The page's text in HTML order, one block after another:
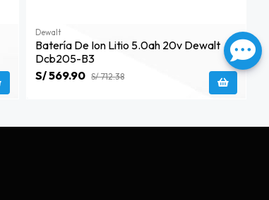
Dewalt
Batería De Ion Litio 5.0ah 20v Dewalt
Dcb205-B3
S/ 569.90 S/ 712.38